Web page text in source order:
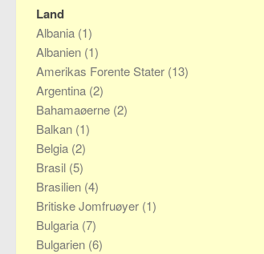
Land
Albania (1)
Albanien (1)
Amerikas Forente Stater (13)
Argentina (2)
Bahamaøerne (2)
Balkan (1)
Belgia (2)
Brasil (5)
Brasilien (4)
Britiske Jomfruøyer (1)
Bulgaria (7)
Bulgarien (6)